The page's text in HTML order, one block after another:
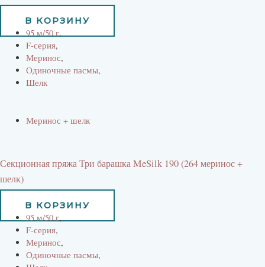
660руб
В КОРЗИНУ
95 м/50 г,
F-серия,
Меринос,
Одиночные пасмы,
Шелк
Меринос + шелк
Секционная пряжа Три барашка MeSilk 190 (264 меринос +
шелк)
660руб
В КОРЗИНУ
95 м/50 г,
F-серия,
Меринос,
Одиночные пасмы,